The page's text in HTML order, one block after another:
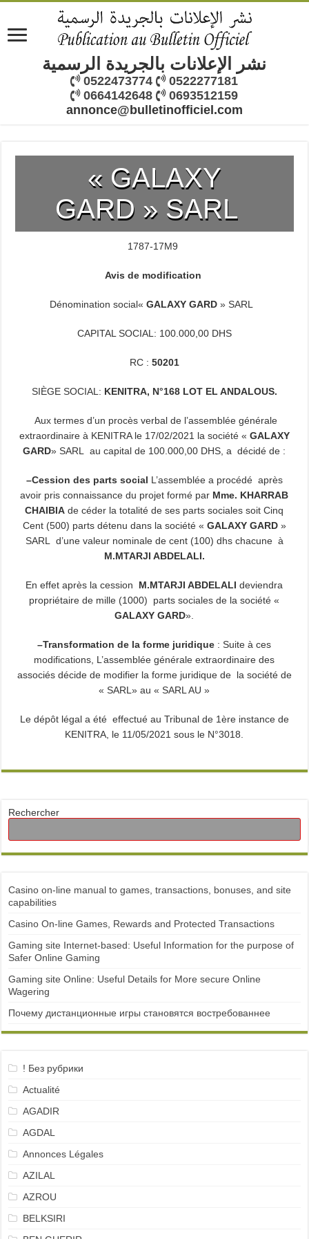
نشر الإعلانات بالجريدة الرسمية
0522473774
0522277181
0664142648
0693512159
annonce@bulletinofficiel.com
« GALAXY
GARD » SARL
1787-17M9
Avis de modification
Dénomination social« GALAXY GARD » SARL
CAPITAL SOCIAL: 100.000,00 DHS
RC : 50201
SIÈGE SOCIAL: KENITRA, N°168 LOT EL ANDALOUS.
Aux termes d’un procès verbal de l’assemblée générale
extraordinaire à KENITRA le 17/02/2021 la société « GALAXY
GARD» SARL au capital de 100.000,00 DHS, a décidé de :
–Cession des parts social L’assemblée a procédé après
avoir pris connaissance du projet formé par Mme. KHARRAB
CHAIBIA de céder la totalité de ses parts sociales soit Cinq
Cent (500) parts détenu dans la société « GALAXY GARD»
SARL d’une valeur nominale de cent (100) dhs chacune à
M.MTARJI ABDELALI.
En effet après la cession M.MTARJI ABDELALI deviendra
propriétaire de mille (1000) parts sociales de la société «
GALAXY GARD».
–Transformation de la forme juridique : Suite à ces
modifications, L’assemblée générale extraordinaire des
associés décide de modifier la forme juridique de la société de
« SARL» au « SARL AU »
Le dépôt légal a été effectué au Tribunal de 1ère instance de
KENITRA , le 11/05/2021 sous le N°3018.
Rechercher
Casino on-line manual to games, transactions, bonuses, and site
capabilities
Casino On-line Games, Rewards and Protected Transactions
Gaming site Internet-based: Useful Information for the purpose of
Safer Online Gaming
Gaming site Online: Useful Details for More secure Online
Wagering
Почему дистанционные игры становятся востребованнее
! Без рубрики
Actualité
AGADIR
AGDAL
Annonces Légales
AZILAL
AZROU
BELKSIRI